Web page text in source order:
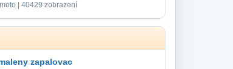
| 40429 zobrazení
zapalovac